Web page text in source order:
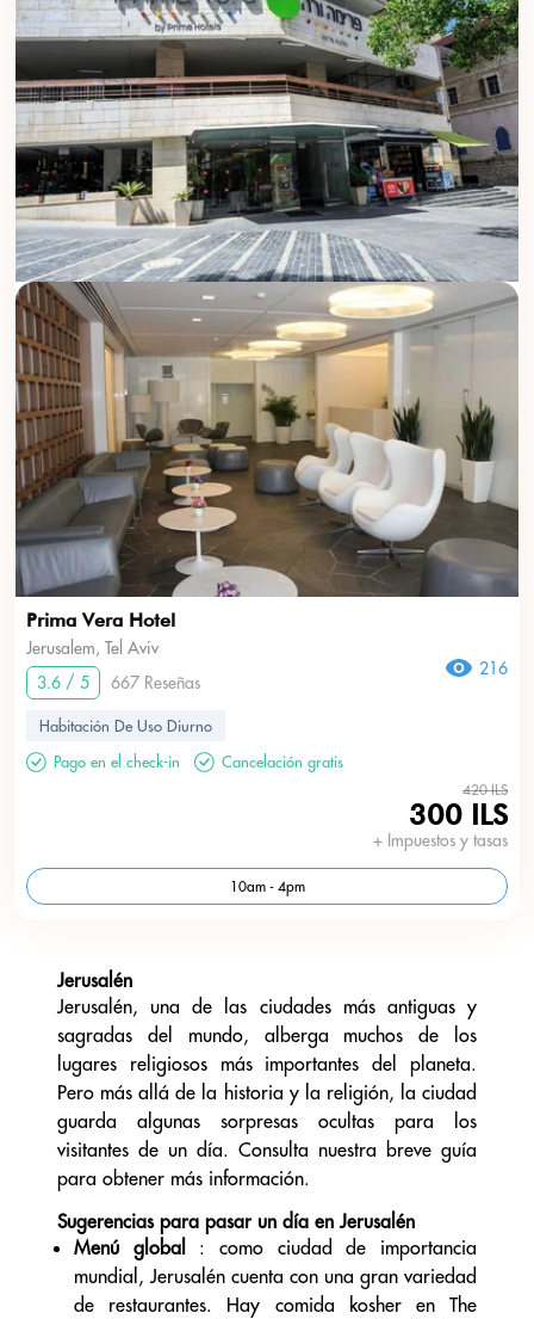
Prima Vera Hotel
Jerusalem, Tel Aviv
3.6 / 5
667 Reseñas
216
Habitación De Uso Diurno
Pago en el check-in
Cancelación gratis
420 ILS
300 ILS
+ Impuestos y tasas
10am - 4pm
Jerusalén
Jerusalén, una de las ciudades más antiguas y
sagradas del mundo, alberga muchos de los
lugares religiosos más importantes del planeta.
Pero más allá de la historia y la religión, la ciudad
guarda algunas sorpresas ocultas para los
visitantes de un día. Consulta nuestra breve guía
para obtener más información.
Sugerencias para pasar un día en Jerusalén
Menú global
: como ciudad de importancia
mundial, Jerusalén cuenta con una gran variedad
de restaurantes. Hay comida kosher en The